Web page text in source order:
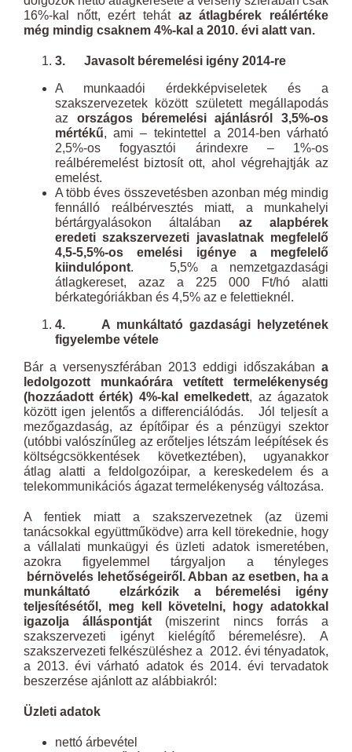
16%-kal nőtt, ezért tehát az átlagbérek reálértéke
még mindig csaknem 4%-kal a 2010. évi alatt van.
3. Javasolt béremelési igény 2014-re
A munkaadói érdekképviseletek és a
szakszervezetek között született megállapodás
az országos béremelési ajánlásról 3,5%-os
mértékű, ami – tekintettel a 2014-ben várható
2,5%-os fogyasztói árindexre – 1%-os
reálbéremelést biztosít ott, ahol végrehajtják az
emelést.
A több éves összevetésben azonban még mindig
fennálló reálbérvesztés miatt, a munkahelyi
bértárgyalásokon általában az alapbérek
eredeti szakszervezeti javaslatnak megfelelő
4,5-5,5%-os emelési igénye a megfelelő
kiindulópont. 5,5% a nemzetgazdasági
átlagkereset, azaz a 225 000 Ft/hó alatti
bérkategóriákban és 4,5% az e felettieknél.
4. A munkáltató gazdasági helyzetének
figyelembe vétele
Bár a versenyszférában 2013 eddigi időszakában a
ledolgozott munkaórára vetített termelékenység
(hozzáadott érték) 4%-kal emelkedett, az ágazatok
között igen jelentős a differenciálódás. Jól teljesít a
mezőgazdaság, az építőipar és a pénzügyi szektor
(utóbbi valószínűleg az erőteljes létszám leépítések és
költségcsökkentések következtében), ugyanakkor
átlag alatti a feldolgozóipar, a kereskedelem és a
telekommunikációs ágazat termelékenység változása.
A fentiek miatt a szakszervezetnek (az üzemi
tanácsokkal együttműködve) arra kell törekednie, hogy
a vállalati munkaügyi és üzleti adatok ismeretében,
azokra figyelemmel tárgyaljon a tényleges
bérnövelés lehetőségeiről. Abban az esetben, ha a
munkáltató elzárkózik a béremelési igény
teljesítésétől, meg kell követelni, hogy adatokkal
igazolja álláspontját (miszerint nincs forrás a
szakszervezeti igényt kielégítő béremelésre).
A
szakszervezeti felkészüléshez a 2012. évi tényadatok,
a 2013. évi várható adatok és 2014. évi tervadatok
beszerzése ajánlott az alábbiakról:
Üzleti adatok
nettó árbevétel